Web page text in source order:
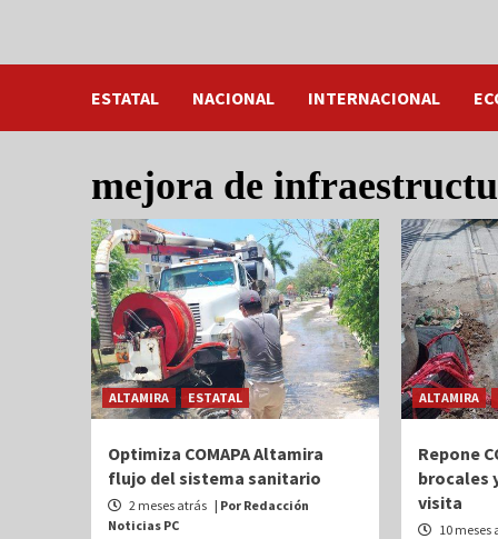
ESTATAL NACIONAL INTERNACIONAL
mejora de
ALTAMIRA ESTATAL
Optimiza COMAPA Altamira
flujo del sistema sanitario
2 meses atrás | Por Redacción
Noticias PC
ALTAMIRA
Repone
brocales
visita
10 meses